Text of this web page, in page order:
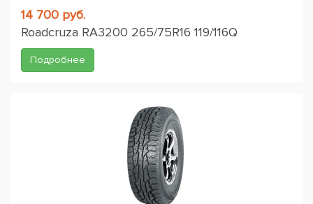
14 700 руб.
Roadcruza RA3200 265/75R16 119/116Q
Подробнее